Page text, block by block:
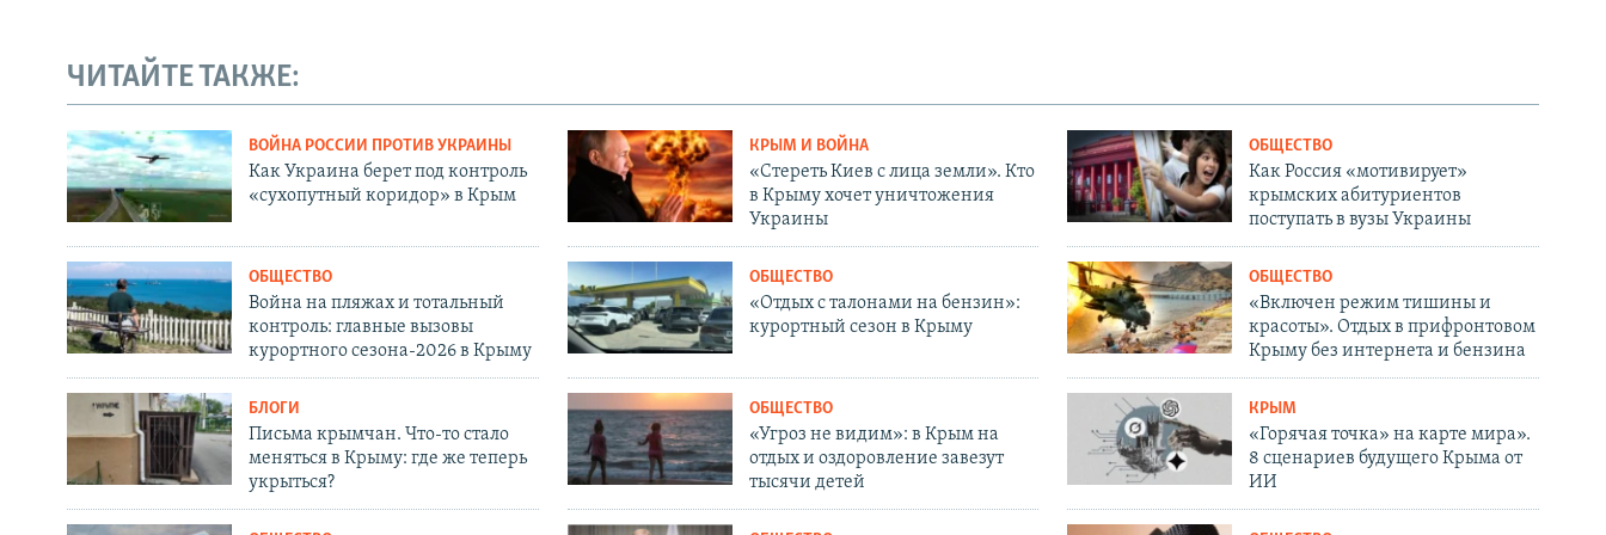
ЧИТАЙТЕ ТАКЖЕ:
ВОЙНА РОССИИ ПРОТИВ УКРАИНЫ
Как Украина берет под контроль
«сухопутный коридор» в Крым
КРЫМ И ВОЙНА
«Стереть Киев с лица земли». Кто
в Крыму хочет уничтожения
Украины
ОБЩЕСТВО
Как Россия «мотивирует»
крымских абитуриентов
поступать в вузы Украины
ОБЩЕСТВО
Война на пляжах и тотальный
контроль: главные вызовы
курортного сезона-2026 в Крыму
ОБЩЕСТВО
«Отдых с талонами на бензин»:
курортный сезон в Крыму
ОБЩЕСТВО
«Включен режим тишины и
красоты». Отдых в прифронтовом
Крыму без интернета и бензина
БЛОГИ
Письма крымчан. Что-то стало
меняться в Крыму: где же теперь
укрыться?
ОБЩЕСТВО
«Угроз не видим»: в Крым на
отдых и оздоровление завезут
тысячи детей
КРЫМ
«Горячая точка» на карте мира».
8 сценариев будущего Крыма от
ИИ